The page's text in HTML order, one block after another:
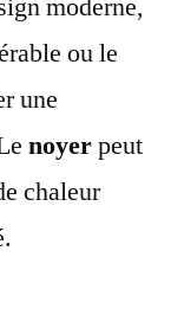
ou le
une
noyerpeut
chaleur